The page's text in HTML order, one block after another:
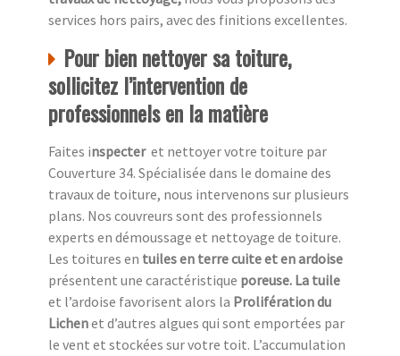
services hors pairs, avec des finitions excellentes.
Pour bien nettoyer sa toiture,
sollicitez l’intervention de
professionnels en la matière
Faites inspecter et nettoyer votre toiture par
Couverture 34. Spécialisée dans le domaine des
travaux de toiture, nous intervenons sur plusieurs
plans. Nos couvreurs sont des professionnels
experts en démoussage et nettoyage de toiture.
Les toitures en tuiles en terre cuite et en ardoise
présentent une caractéristique poreuse. La tuile
et l’ardoise favorisent alors la Prolifération du
Lichenet d’autres algues qui sont emportées par
le vent et stockées sur votre toit. L’accumulation